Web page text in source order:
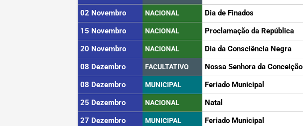
02 Novembro
NACIONAL
Dia de Finados
15 Novembro
NACIONAL
Proclamação da República
20 Novembro
NACIONAL
Dia da Consciência Negra
08 Dezembro
FACULTATIVO
Nossa Senhora da Conceição
08 Dezembro
MUNICIPAL
Feriado Municipal
25 Dezembro
NACIONAL
Natal
27 Dezembro
MUNICIPAL
Feriado Municipal